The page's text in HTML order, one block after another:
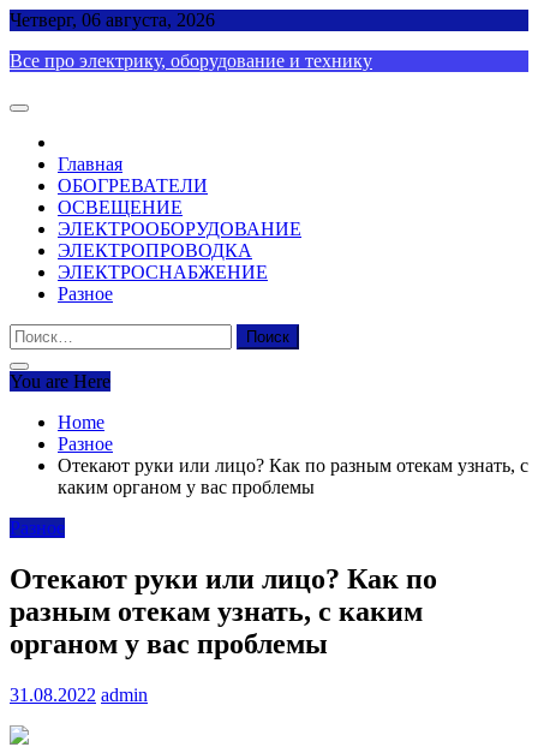
Skip
content
Четверг, 06 августа, 2026
Все про электрику, оборудование и технику
Главная
ОБОГРЕВАТЕЛИ
ОСВЕЩЕНИЕ
ЭЛЕКТРООБОРУДОВАНИЕ
ЭЛЕКТРОПРОВОДКА
ЭЛЕКТРОСНАБЖЕНИЕ
Разное
Найти:
You are Here
Home
Разное
Отекают руки или лицо? Как по разным отекам узнать, с
каким органом у вас проблемы
Разное
Отекают руки или лицо? Как по
разным отекам узнать, с каким
органом у вас проблемы
31.08.2022 admin